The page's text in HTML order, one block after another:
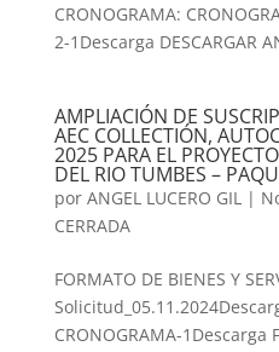
CRONOGRAMA:
2-1Descarga DESCARGAR
AMPLIACIÓN DE
AEC COLLECTIÓN,
2025 PARA EL
DEL RIO TUMBES –
por ANGEL LUCERO GIL |
CERRADA
FORMATO DE BIENES Y
CRONOGRAMA-1Descarga